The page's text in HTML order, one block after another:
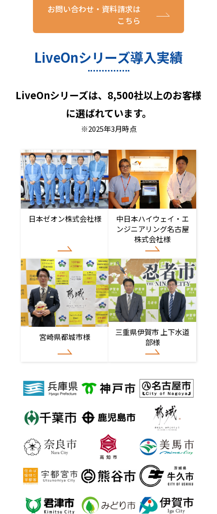
お問い合わせ・資料請求は
こちら
LiveOnシリーズ導入実績
LiveOnシリーズは、8,500社以上のお客様
に選ばれています。
※2025年3月時点
日本ゼオン株式会社様
中日本ハイウェイ・エ
ンジニアリング名古屋
株式会社様
宮崎県都城市様
三重県伊賀市 上下水道
部様